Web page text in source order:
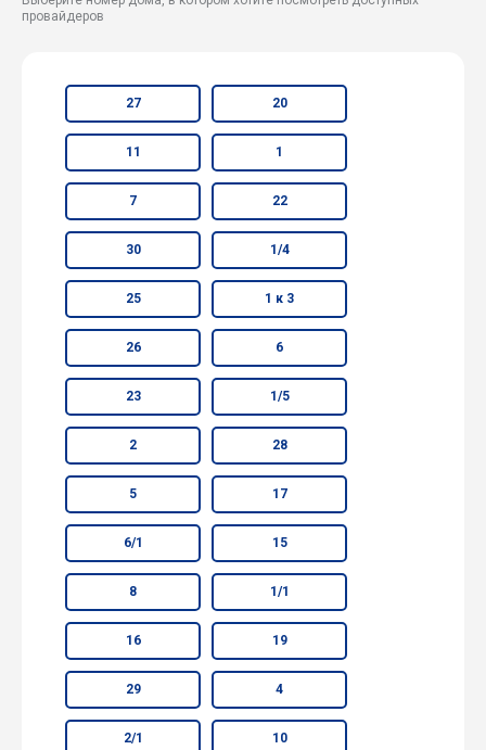
провайдеров
27 20
11 1
7 22
30 1/4
25 1 к 3
26 6
23 1/5
2 28
5 17
6/1 15
8 1/1
16 19
29 4
2/1 10